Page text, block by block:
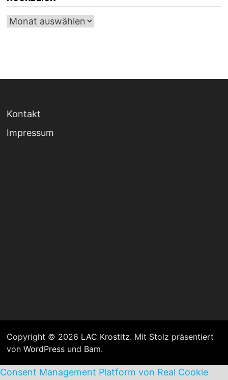
Archiv
Kontakt
Impressum
Copyright © 2026 LAC Krostitz. Mit Stolz präsentiert
von WordPressund Bam.
Consent Management Platform von Real Cookie